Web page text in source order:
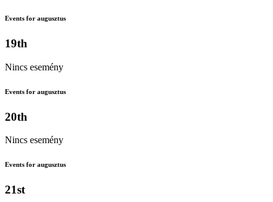
Events for augusztus
19th
Nincs esemény
Events for augusztus
20th
Nincs esemény
Events for augusztus
21st